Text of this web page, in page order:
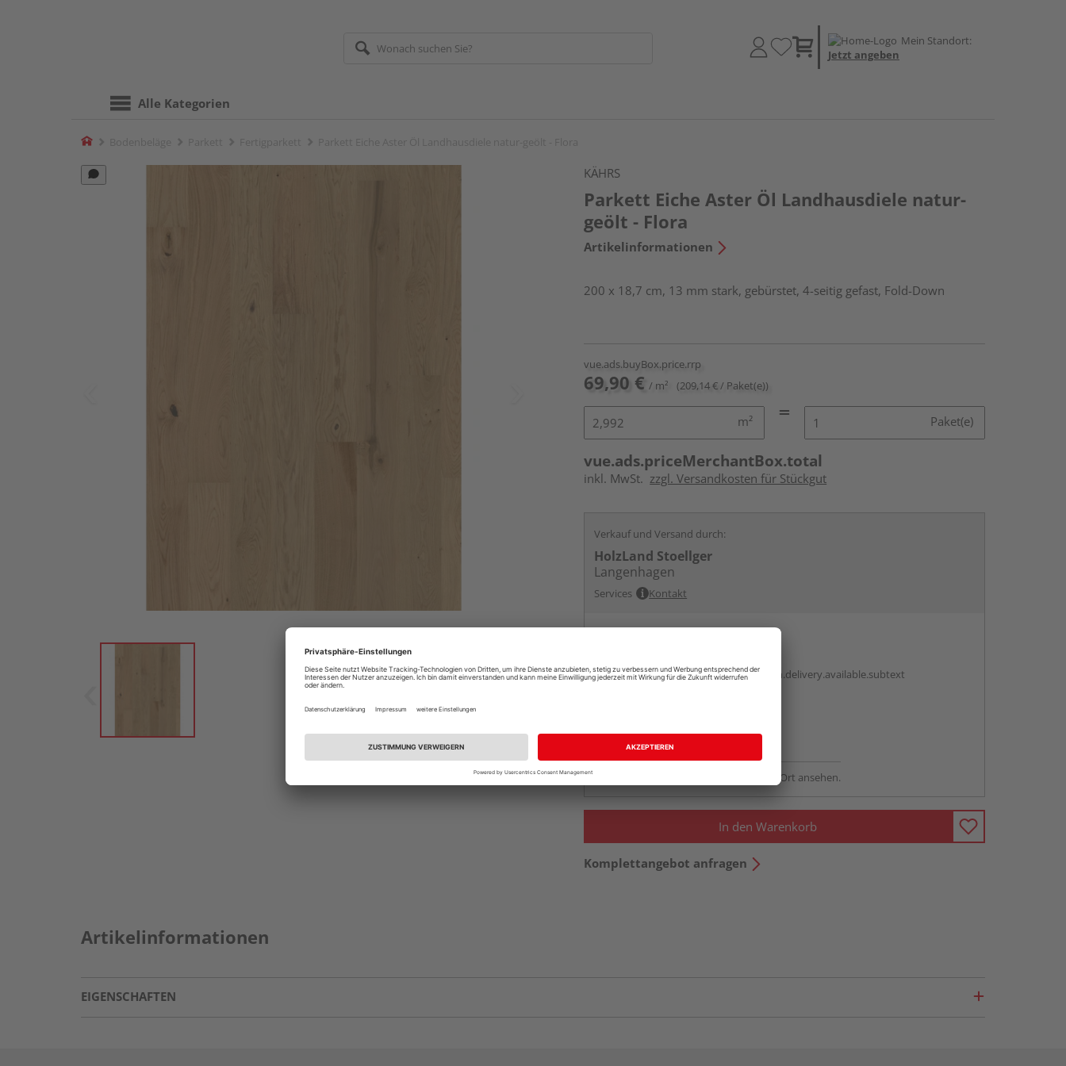
Mein Standort:
Jetzt angeben
Alle Kategorien
Home
KÄHRS
Parkett Eiche Aster Öl Landhausdiele natur-
geölt - Flora
Artikelinformationen
200 x 18,7 cm, 13 mm stark, gebürstet, 4-seitig gefast, Fold-Down
vue.ads.buyBox.price.rrp
69,90 € / m² (209,14 € / Paket(e))
m² Paket(e)
vue.ads.priceMerchantBox.total
inkl. MwSt. zzgl. Versandkosten für Stückgut
Verkauf und Versand durch:
HolzLand Stoellger
Langenhagen
Services Kontakt
vue.ads.priceMerchantBox.option.delivery.available.subtext
Auf Lager:Abholung möglich
Verfügbar in der Ausstellung - vor Ort ansehen.
In den Warenkorb
Komplettangebot anfragen
Artikelinformationen
EIGENSCHAFTEN